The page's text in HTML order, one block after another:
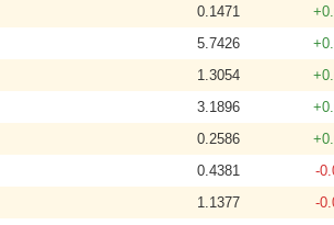
0.1471
5.7426
1.3054
3.1896
0.2586
0.4381
-
1.1377
-